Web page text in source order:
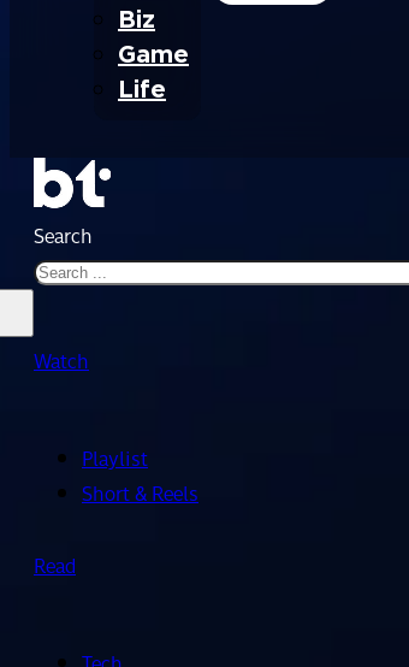
Biz
Game
Life
Search
Watch
Playlist
Short & Reels
Read